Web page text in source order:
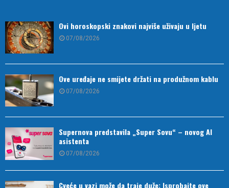
Ovi horoskopski znakovi najviše uživaju u ljetu
07/08/2026
Ove uređaje ne smijete držati na produžnom kablu
07/08/2026
Supernova predstavila „Super Sovu“ – novog AI
asistenta
07/08/2026
Cveće u vazi može da traje duže: Isprobajte ove